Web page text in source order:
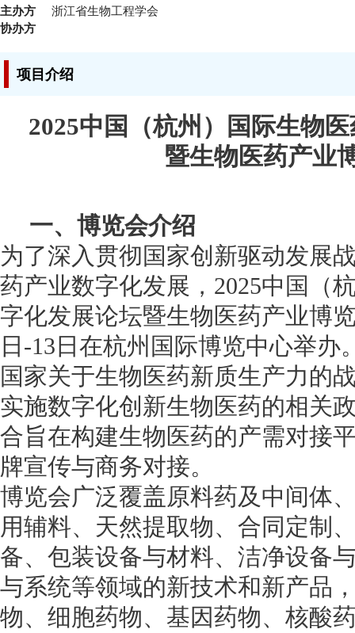
主办方 浙江省生物工程学会
协办方
项目介绍
2025中国（杭州）国际生物
暨生物医药产业
一、博览会介绍
为了深入贯彻国家创新驱动发展
药产业数字化发展，2025中国（
字化发展论坛暨生物医药产业博
日-13日在杭州国际博览中心举办
国家关于生物医药新质生产力的
实施数字化创新生物医药的相关
合旨在构建生物医药的产需对接
牌宣传与商务对接。
博览会广泛覆盖原料药及中间体
用辅料、天然提取物、合同定制
备、包装设备与材料、洁净设备
与系统等领域的新技术和新产品
物、细胞药物、基因药物、核酸